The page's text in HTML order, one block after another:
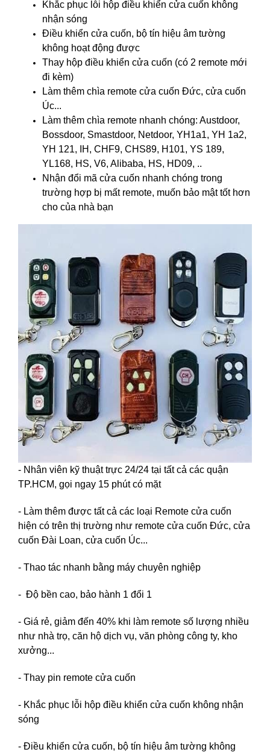
Khắc phục lỗi hộp điều khiển cửa cuốn không
nhận sóng
Điều khiển cửa cuốn, bộ tín hiệu âm tường
không hoạt động được
Thay hộp điều khiển cửa cuốn (có 2 remote mới
đi kèm)
Làm thêm chìa remote cửa cuốn Đức, cửa cuốn
Úc...
Làm thêm chìa remote nhanh chóng: Austdoor,
Bossdoor, Smastdoor, Netdoor, YH1a1, YH 1a2,
YH 121, IH, CHF9, CHS89, H101, YS 189,
YL168, HS, V6, Alibaba, HS, HD09, ..
Nhận đổi mã cửa cuốn nhanh chóng trong
trường hợp bị mất remote, muốn bảo mật tốt hơn
cho của nhà bạn
- Nhân viên kỹ thuật trực 24/24 tại tất cả các quận
TP.HCM, gọi ngay 15 phút có mặt
- Làm thêm được tất cả các loại Remote cửa cuốn
hiện có trên thị trường như remote cửa cuốn Đức, cửa
cuốn Đài Loan, cửa cuốn Úc...
- Thao tác nhanh bằng máy chuyên nghiệp
- Độ bền cao, bảo hành 1 đổi 1
- Giá rẻ, giảm đến 40% khi làm remote số lượng nhiều
như nhà trọ, căn hộ dịch vụ, văn phòng công ty, kho
xưởng...
- Thay pin remote cửa cuốn
- Khắc phục lỗi hộp điều khiển cửa cuốn không nhận
sóng
- Điều khiển cửa cuốn, bộ tín hiệu âm tường không